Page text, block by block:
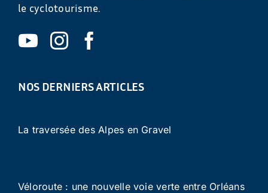
le cyclotourisme.
NOS DERNIERS ARTICLES
La traversée des Alpes en Gravel
Véloroute : une nouvelle voie verte entre Orléans